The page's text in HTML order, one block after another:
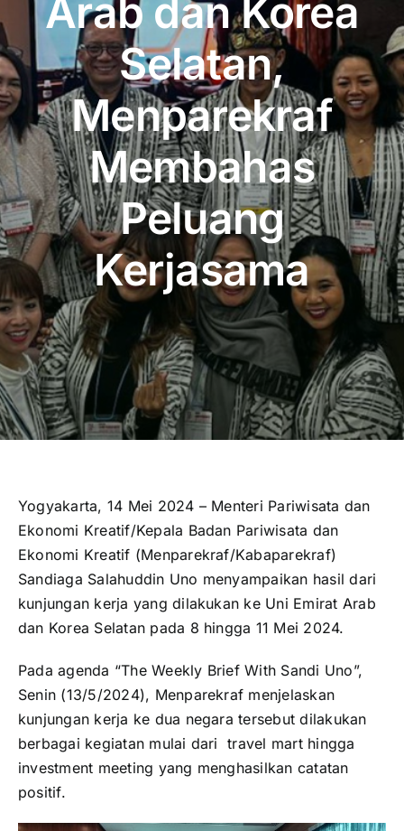
Publikasi
Peta Wisata
BLU
Arab dan Korea
Selatan,
Menparekraf
Membahas
Peluang
Kerjasama
Yogyakarta, 14 Mei 2024 – Menteri Pariwisata dan
Ekonomi Kreatif/Kepala Badan Pariwisata dan
Ekonomi Kreatif (Menparekraf/Kabaparekraf)
Sandiaga Salahuddin Uno menyampaikan hasil dari
kunjungan kerja yang dilakukan ke Uni Emirat Arab
dan Korea Selatan pada 8 hingga 11 Mei 2024.
Pada agenda “The Weekly Brief With Sandi Uno”,
Senin (13/5/2024), Menparekraf menjelaskan
kunjungan kerja ke dua negara tersebut dilakukan
berbagai kegiatan mulai dari travel mart hingga
investment meeting yang menghasilkan catatan
positif.